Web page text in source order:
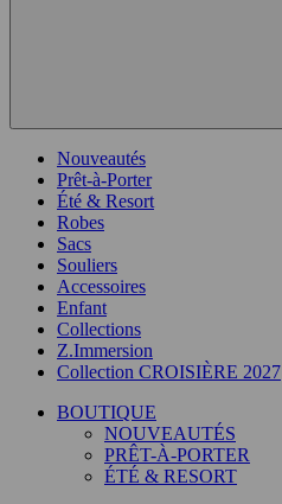
Nouveautés
Prêt-à-Porter
Été & Resort
Robes
Sacs
Souliers
Accessoires
Enfant
Collections
Z.Immersion
Collection CROISIÈRE 2027
BOUTIQUE
NOUVEAUTÉS
PRÊT-À-PORTER
ÉTÉ & RESORT